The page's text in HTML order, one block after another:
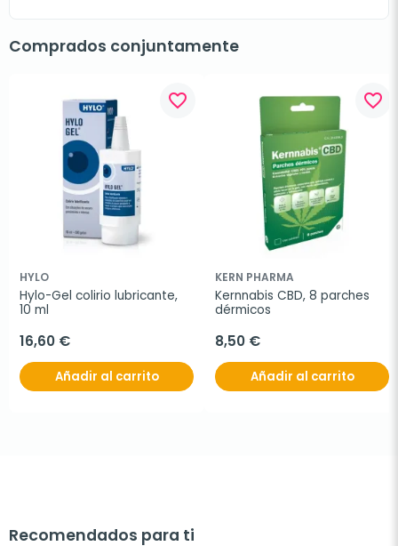
Comprados conjuntamente
favorite_border
HYLO
Hylo-Gel colirio lubricante,
10 ml
16,60 €
Añadir al carrito
favorite_border
KERN PHARMA
Kernnabis CBD, 8 parches
dérmicos
8,50 €
Añadir al carrito
Recomendados para ti